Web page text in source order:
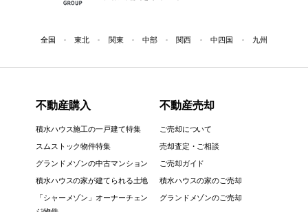
全国 東北 関東 中部 関西 中四国 九州
不動産購入
積水ハウス施工の一戸建て特集
スムストック物件特集
グランドメゾンの中古マンション
積水ハウスの家が建てられる土地
「シャーメゾン」オーナーチェン
不動産売却
ご売却について
売却査定・ご相談
ご売却ガイド
積水ハウスの家のご売却
グランドメゾンのご売却